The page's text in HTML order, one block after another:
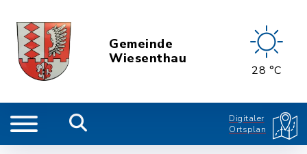
Gemeinde
Wiesenthau
28 °C
Digitaler
Ortsplan